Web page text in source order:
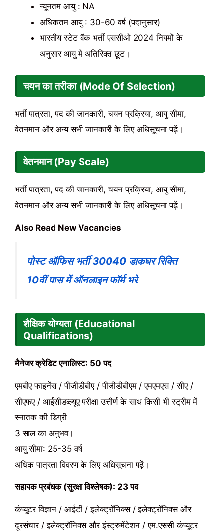
न्यूनतम आयु : NA
अधिकतम आयु : 30-60 वर्ष (पदानुसार)
भारतीय स्टेट बैंक भर्ती एससीओ 2024 नियमों के
अनुसार आयु में अतिरिक्त छूट।
चयन का तरीका (Mode Of Selection)
भर्ती पात्रता, पद की जानकारी, चयन प्रक्रिया, आयु सीमा,
वेतनमान और अन्य सभी जानकारी के लिए अधिसूचना पढ़ें।
वेतनमान (Pay Scale)
भर्ती पात्रता, पद की जानकारी, चयन प्रक्रिया, आयु सीमा,
वेतनमान और अन्य सभी जानकारी के लिए अधिसूचना पढ़ें।
Also Read New Vacancies
पोस्ट ऑफिस भर्ती 30040 डाकघर रिक्ति
10वीं पास में ऑनलाइन फॉर्म भरे
शैक्षिक योग्यता (Educational
Qualifications)
मैनेजर क्रेडिट एनालिस्ट: 50 पद
एमबीए फाइनेंस / पीजीडीबीए / पीजीडीबीएम / एमएमएस / सीए /
सीएफए / आईसीडब्ल्यूए परीक्षा उत्तीर्ण के साथ किसी भी स्ट्रीम में
स्नातक की डिग्री
3 साल का अनुभव।
आयु सीमा: 25-35 वर्ष
अधिक पात्रता विवरण के लिए अधिसूचना पढ़ें।
सहायक प्रबंधक (सुरक्षा विश्लेषक): 23 पद
कंप्यूटर विज्ञान / आईटी / इलेक्ट्रॉनिक्स / इलेक्ट्रॉनिक्स और
दूरसंचार / इलेक्ट्रॉनिक्स और इंस्ट्रुमेंटेशन / एम.एससी कंप्यूटर